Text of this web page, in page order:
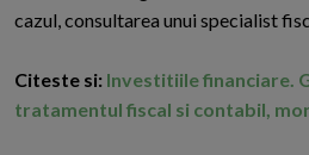
cazul, consultarea unui specialist
Citeste si: Investitiile financiare.
tratamentul fiscal si contabil,